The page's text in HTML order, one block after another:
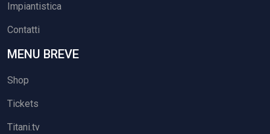
Impiantistica
Contatti
MENU BREVE
Shop
Tickets
Titani.tv